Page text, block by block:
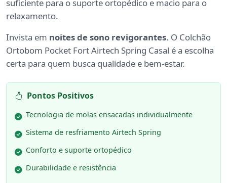
suficiente para o suporte ortopédico e macio para o
relaxamento.
Invista em noites de sono revigorantes. O Colchão
Ortobom Pocket Fort Airtech Spring Casal é a escolha
certa para quem busca qualidade e bem-estar.
Pontos Positivos
Tecnologia de molas ensacadas individualmente
Sistema de resfriamento Airtech Spring
Conforto e suporte ortopédico
Durabilidade e resistência